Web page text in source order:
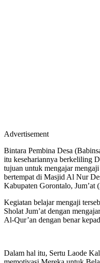
Advertisement
Bintara Pembina Desa
itu kesehariannya berkeliling
tujuan untuk mengajar
bertempat di Masjid Al Nur
Kabupaten Gorontalo, Jum’at
Kegiatan belajar mengaji
Sholat Jum’at dengan
Al-Qur’an dengan benar
Dalam hal itu, Sertu Laode